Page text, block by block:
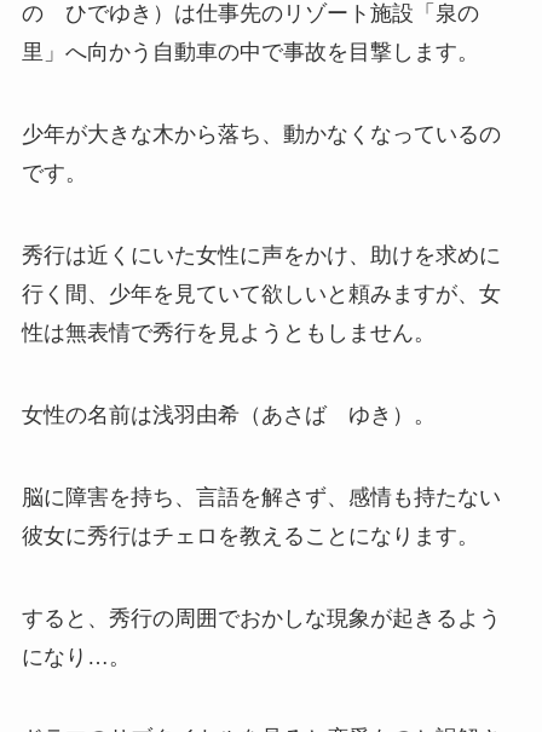
の ひでゆき）は仕事先のリゾート施設「泉の
里」へ向かう自動車の中で事故を目撃します。
少年が大きな木から落ち、動かなくなっているの
です。
秀行は近くにいた女性に声をかけ、助けを求めに
行く間、少年を見ていて欲しいと頼みますが、女
性は無表情で秀行を見ようともしません。
女性の名前は浅羽由希（あさば ゆき）。
脳に障害を持ち、言語を解さず、感情も持たない
彼女に秀行はチェロを教えることになります。
すると、秀行の周囲でおかしな現象が起きるよう
になり…。